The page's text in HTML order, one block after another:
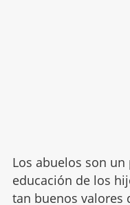
Los abuelos son
educación de los
tan buenos valores